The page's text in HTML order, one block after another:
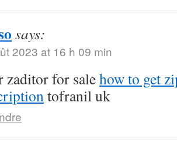
says:
2023 at 16 h 09 min
zaditor for salehow to get
tofranil uk